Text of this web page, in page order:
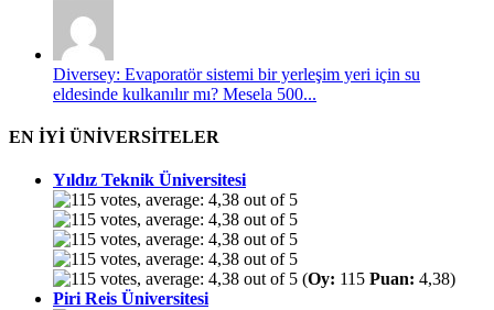
Diversey: Evaporatör sistemi bir yerleşim yeri için su
eldesinde kulkanılır mı? Mesela 500...
EN İYİ ÜNİVERSİTELER
Yıldız Teknik Üniversitesi
(Oy: 115 Puan: 4,38)
Piri Reis Üniversitesi